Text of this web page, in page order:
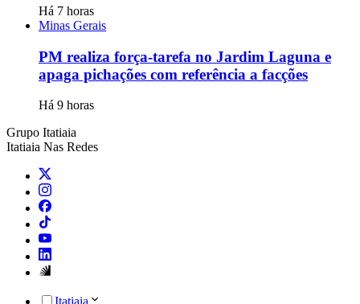
Há 7 horas
Minas Gerais
PM realiza força-tarefa no Jardim Laguna e
apaga pichações com referência a facções
Há 9 horas
Grupo Itatiaia
Itatiaia Nas Redes